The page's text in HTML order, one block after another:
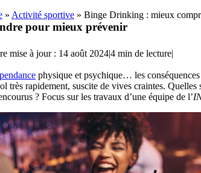
» Activité sportive» Binge Drinking : mieux
pour mieux prévenir
mise à jour : 14 août 2024|4 min de lecture|
physique et psychique… les conséquences
très rapidement, suscite de vives craintes.
? Focus sur les travaux d’une équipe de l’